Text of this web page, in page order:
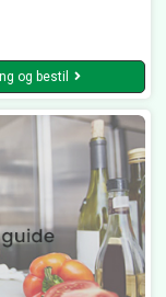
og bestil